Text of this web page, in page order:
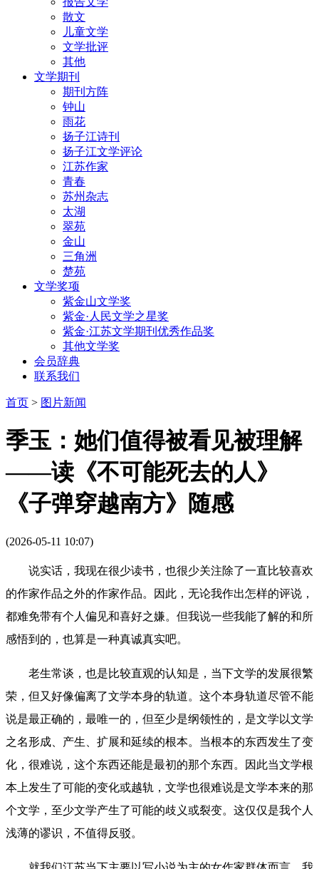
散文
儿童文学
文学批评
其他
文学期刊
期刊方阵
钟山
雨花
扬子江诗刊
扬子江文学评论
江苏作家
青春
苏州杂志
太湖
翠苑
金山
三角洲
楚苑
文学奖项
紫金山文学奖
紫金·人民文学之星奖
紫金·江苏文学期刊优秀作品奖
其他文学奖
会员辞典
联系我们
首页 > 图片新闻
季玉：她们值得被看见被理解
——读《不可能死去的人》
《子弹穿越南方》随感
(2026-05-11 10:07)
说实话，我现在很少读书，也很少关注除了一直比较喜欢
的作家作品之外的作家作品。因此，无论我作出怎样的评说，
都难免带有个人偏见和喜好之嫌。但我说一些我能了解的和所
感悟到的，也算是一种真诚真实吧。
老生常谈，也是比较直观的认知是，当下文学的发展很繁
荣，但又好像偏离了文学本身的轨道。这个本身轨道尽管不能
说是最正确的，最唯一的，但至少是纲领性的，是文学以文学
之名形成、产生、扩展和延续的根本。当根本的东西发生了变
化，很难说，这个东西还能是最初的那个东西。因此当文学根
本上发生了可能的变化或越轨，文学也很难说是文学本来的那
个文学，至少文学产生了可能的歧义或裂变。这仅仅是我个人
浅薄的谬识，不值得反驳。